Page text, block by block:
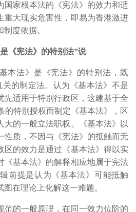
国家根本法的《宪法》的效力和适
重大现实危害性，即易为香港激进
度依据。
《宪法》的特别法”说
本法》是《宪法》的特别法，既
关的制定法。认为《基本法》不是
先适用于特别行政区，这建基于全
的特别授权而制定《基本法》，区
大的一般立法职权。《基本法》以
性质，不因与《宪法》的抵触而无
区的效力是通过《基本法》得以实
《基本法》的解释相应地属于宪法
前提是认为《基本法》可能抵触
图在理论上化解这一难题。
范的一般原理，在同一效力位阶的